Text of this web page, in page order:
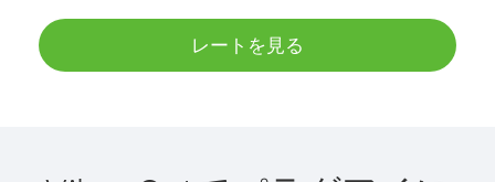
レートを見る